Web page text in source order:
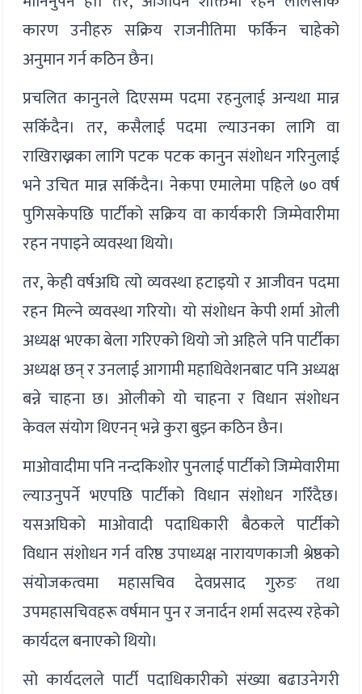
कारण उनीहरु सक्रिय राजनीतिमा फर्किन चाहेको
अनुमान गर्न कठिन छैन।
प्रचलित कानुनले दिएसम्म पदमा रहनुलाई अन्यथा मान्न
सकिँदैन। तर, कसैलाई पदमा ल्याउनका लागि वा
राखिराख्नका लागि पटक पटक कानुन संशोधन गरिनुलाई
भने उचित मान्न सकिँदैन। नेकपा एमालेमा पहिले ७० वर्ष
पुगिसकेपछि पार्टीको सक्रिय वा कार्यकारी जिम्मेवारीमा
रहन नपाइने व्यवस्था थियो।
तर, केही वर्षअघि त्यो व्यवस्था हटाइयो र आजीवन पदमा
रहन मिल्ने व्यवस्था गरियो। यो संशोधन केपी शर्मा ओली
अध्यक्ष भएका बेला गरिएको थियो जो अहिले पनि पार्टीका
अध्यक्ष छन् र उनलाई आगामी महाधिवेशनबाट पनि अध्यक्ष
बन्ने चाहना छ। ओलीको यो चाहना र विधान संशोधन
केवल संयोग थिएनन् भन्ने कुरा बुझ्न कठिन छैन।
माओवादीमा पनि नन्दकिशोर पुनलाई पार्टीको जिम्मेवारीमा
ल्याउनुपर्ने भएपछि पार्टीको विधान संशोधन गरिँदैछ।
यसअघिको माओवादी पदाधिकारी बैठकले पार्टीको
विधान संशोधन गर्न वरिष्ठ उपाध्यक्ष नारायणकाजी श्रेष्ठको
संयोजकत्वमा महासचिव देवप्रसाद गुरुङ तथा
उपमहासचिवहरू वर्षमान पुन र जनार्दन शर्मा सदस्य रहेको
कार्यदल बनाएको थियो।
सो कार्यदलले पार्टी पदाधिकारीको संख्या बढाउनेगरी